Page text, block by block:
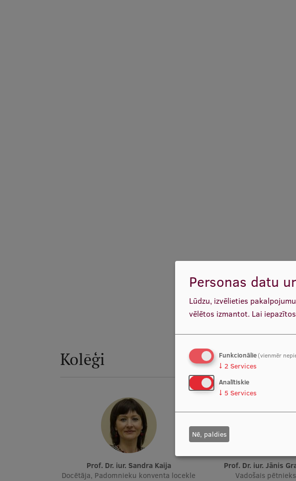
Kolēģi
Prof. Dr. iur. Sandra Kaija
Docētāja, Padomnieku konventa locekle
Prof. Dr. iur. Jānis
Vadošais pētnieks
Personas datu
Lūdzu, izvēlieties
vēlētos izmantot. Lai
Funkcionālie(vienmēr
↓ 2 Services
Analītiskie
↓ 5 Services
Nē, paldies